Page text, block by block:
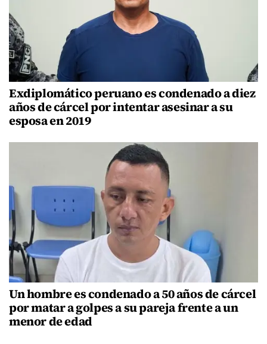
Exdiplomático peruano es condenado a diez
años de cárcel por intentar asesinar a su
esposa en 2019
Un hombre es condenado a 50 años de cárcel
por matar a golpes a su pareja frente a un
menor de edad